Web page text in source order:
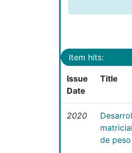
Item hits:
Issue
Date
Title
2020
de peso